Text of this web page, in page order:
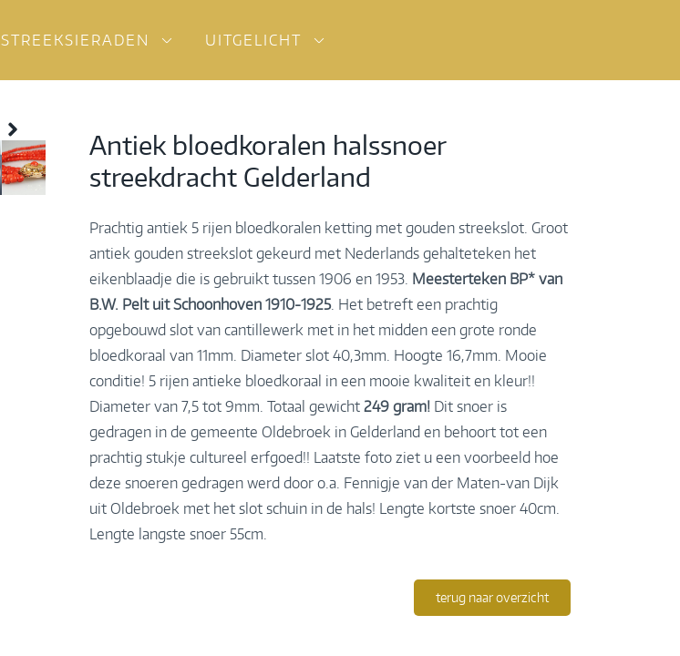
STREEKSIERADEN UITGELICHT
Antiek bloedkoralen halssnoer
streekdracht Gelderland
Prachtig antiek 5 rijen bloedkoralen ketting met gouden streekslot. Groot
antiek gouden streekslot gekeurd met Nederlands gehalteteken het
eikenblaadje die is gebruikt tussen 1906 en 1953. Meesterteken BP* van
B.W. Pelt uit Schoonhoven 1910-1925. Het betreft een prachtig
opgebouwd slot van cantillewerk met in het midden een grote ronde
bloedkoraal van 11mm. Diameter slot 40,3mm. Hoogte 16,7mm. Mooie
conditie! 5 rijen antieke bloedkoraal in een mooie kwaliteit en kleur!!
Diameter van 7,5 tot 9mm. Totaal gewicht 249 gram! Dit snoer is
gedragen in de gemeente Oldebroek in Gelderland en behoort tot een
prachtig stukje cultureel erfgoed!! Laatste foto ziet u een voorbeeld hoe
deze snoeren gedragen werd door o.a. Fennigje van der Maten-van Dijk
uit Oldebroek met het slot schuin in de hals! Lengte kortste snoer 40cm.
Lengte langste snoer 55cm.
terug naar overzicht